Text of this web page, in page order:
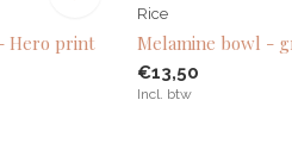
Hero print
Rice
Melamine bowl -
€13,50
Incl. btw